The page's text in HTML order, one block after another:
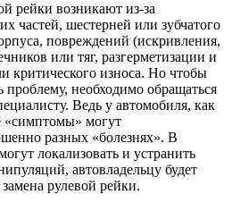
рейки возникают из-за
частей, шестерней или зубчатого
повреждений (искривления,
или тяг, разгерметизации и
критического износа. Но чтобы
проблему, необходимо обращаться
Ведь у автомобиля, как
«симптомы» могут
разных «болезнях». В
локализовать и устранить
автовладельцу будет
рулевой рейки.